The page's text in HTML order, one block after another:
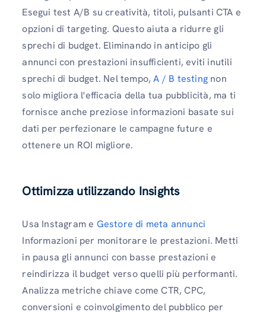
Esegui test A/B su creatività, titoli, pulsanti CTA e
opzioni di targeting. Questo aiuta a ridurre gli
sprechi di budget. Eliminando in anticipo gli
annunci con prestazioni insufficienti, eviti inutili
sprechi di budget. Nel tempo,A / B testing non
solo migliora l'efficacia della tua pubblicità, ma ti
fornisce anche preziose informazioni basate sui
dati per perfezionare le campagne future e
ottenere un ROI migliore.
Ottimizza utilizzando Insights
Usa Instagram e Gestore di meta annunci
Informazioni per monitorare le prestazioni. Metti
in pausa gli annunci con basse prestazioni e
reindirizza il budget verso quelli più performanti.
Analizza metriche chiave come CTR, CPC,
conversioni e coinvolgimento del pubblico per